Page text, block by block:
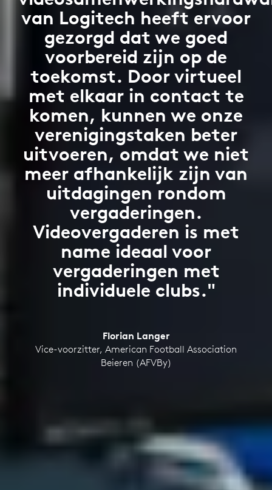
van Logitech heeft ervoor
gezorgd dat we goed
voorbereid zijn op de
toekomst. Door virtueel
met elkaar in contact te
komen, kunnen we onze
verenigingstaken beter
uitvoeren, omdat we niet
meer afhankelijk zijn van
uitdagingen rondom
vergaderingen.
Videovergaderen is met
name ideaal voor
vergaderingen met
individuele clubs."
Florian Langer
Vice-voorzitter, American Football Association
Beieren (AFVBy)